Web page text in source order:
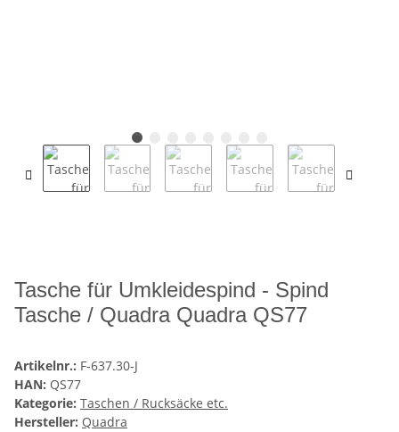
Tasche für Umkleidespind - Spind
Tasche / Quadra Quadra QS77
Artikelnr.: F-637.30-J
HAN: QS77
Kategorie: Taschen / Rucksäcke etc.
Hersteller: Quadra